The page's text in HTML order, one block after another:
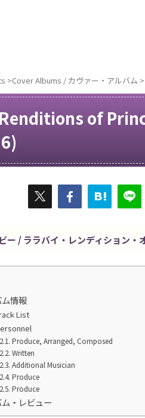
>Cover Albums / カヴァー・アルバム >
of
ー / ララバイ・レンディション・
情報
List
Produce, Arranged, Composed
Written
Additional Musician
Produce
Produce
・レビュー